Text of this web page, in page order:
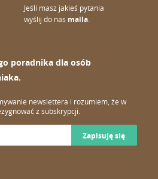
Jeśli masz jakieś pytania
wyślij do nas maila.
poradnika dla osób
newslettera i rozumiem, że w
z subskrypcji.
Zapisuję się